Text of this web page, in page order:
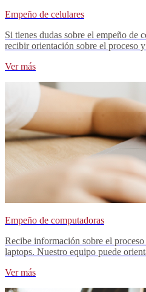
Empeño de celulares
Si tienes dudas sobre el empeño de
recibir orientación sobre el proceso
Ver más
Empeño de computadoras
Recibe información sobre el
laptops. Nuestro equipo puede
Ver más